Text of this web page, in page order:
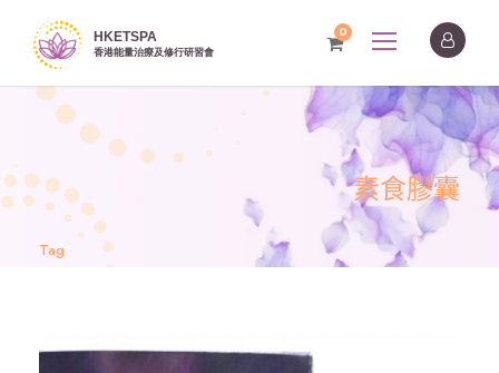
0
Tag
素食膠囊